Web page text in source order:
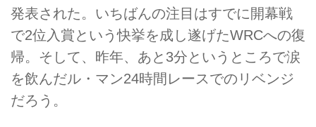
発表された。いちばんの注目はすでに開幕戦
で2位入賞という快挙を成し遂げたWRCへの復
帰。そして、昨年、あと3分というところで涙
を飲んだル・マン24時間レースでのリベンジ
だろう。